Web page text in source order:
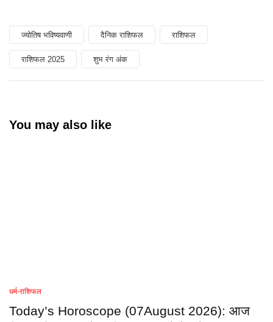
ज्योतिष भविष्यवाणी दैनिक राशिफल राशिफल
राशिफल 2025 शुभ रंग अंक
You may also like
धर्म-राशिफल
Today’s Horoscope (07August 2026): आज